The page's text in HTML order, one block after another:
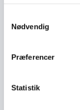
Nødvendig
Præferencer
Statistik
vækker
Konkrete
inkluderende
Hun tilpasser
uanset om det er